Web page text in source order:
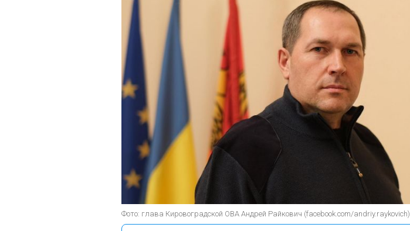
Фото: глава Кировоградской ОВА Андрей Райкович (facebook.com/andriy.raykovich)